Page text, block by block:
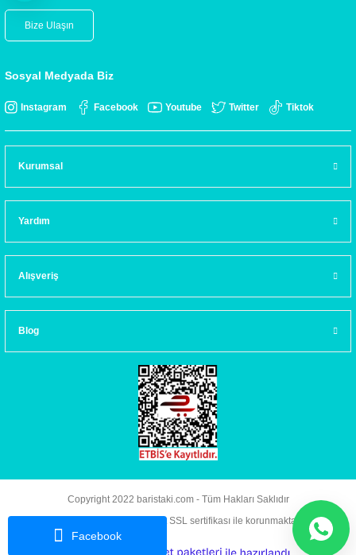
Facebook
Bize Ulaşın
Sosyal Medyada Biz
Instagram Facebook Youtube Twitter Tiktok
Kurumsal
Yardım
Alışveriş
Blog
Copyright 2022 baristaki.com - Tüm Hakları Saklıdır
Kredi kartı bilgileriniz 256bit SSL sertifikası ile korunmaktadır.
e- ile